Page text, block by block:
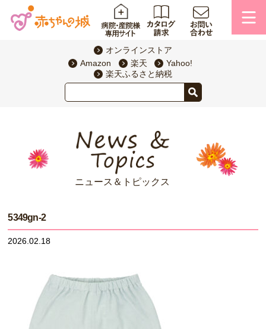
オンラインストア
Amazon
楽天
Yahoo!
楽天ふるさと納税
ニュース＆トピックス
5349gn-2
2026.02.18